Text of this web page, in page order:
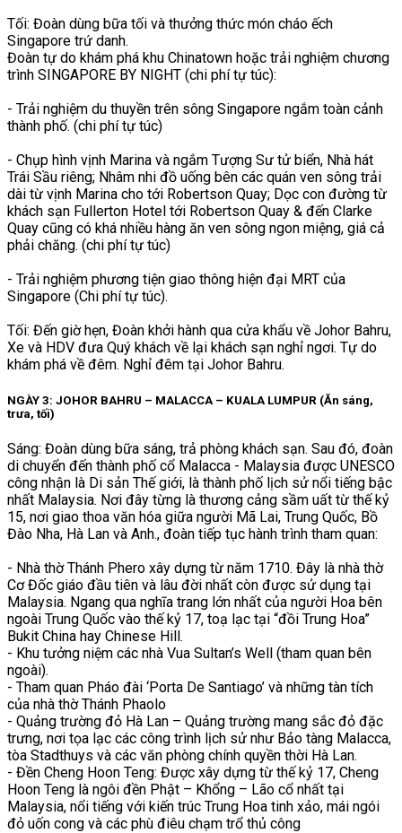
Tối: Đoàn dùng bữa tối và thưởng thức món cháo ếch
Singapore trứ danh.
Đoàn tự do khám phá khu Chinatown hoặc trải nghiệm chương
trình SINGAPORE BY NIGHT (chi phí tự túc):
- Trải nghiệm du thuyền trên sông Singapore ngắm toàn cảnh
thành phố. (chi phí tự túc)
- Chụp hình vịnh Marina và ngắm Tượng Sư tử biển, Nhà hát
Trái Sầu riêng; Nhâm nhi đồ uống bên các quán ven sông trải
dài từ vịnh Marina cho tới Robertson Quay; Dọc con đường từ
khách sạn Fullerton Hotel tới Robertson Quay & đến Clarke
Quay cũng có khá nhiều hàng ăn ven sông ngon miệng, giá cả
phải chăng. (chi phí tự túc)
- Trải nghiệm phương tiện giao thông hiện đại MRT của
Singapore (Chi phí tự túc).
Tối: Đến giờ hẹn, Đoàn khởi hành qua cửa khẩu về Johor Bahru,
Xe và HDV đưa Quý khách về lại khách sạn nghỉ ngơi. Tự do
khám phá về đêm. Nghỉ đêm tại Johor Bahru.
NGÀY 3: JOHOR BAHRU – MALACCA – KUALA LUMPUR (Ăn sáng,
trưa, tối)
Sáng: Đoàn dùng bữa sáng, trả phòng khách sạn. Sau đó, đoàn
di chuyển đến thành phố cổ Malacca - Malaysia được UNESCO
công nhận là Di sản Thế giới, là thành phố lịch sử nổi tiếng bậc
nhất Malaysia. Nơi đây từng là thương cảng sầm uất từ thế kỷ
15, nơi giao thoa văn hóa giữa người Mã Lai, Trung Quốc, Bồ
Đào Nha, Hà Lan và Anh., đoàn tiếp tục hành trình tham quan:
- Nhà thờ Thánh Phero xây dựng từ năm 1710. Đây là nhà thờ
Cơ Đốc giáo đầu tiên và lâu đời nhất còn được sử dụng tại
Malaysia. Ngang qua nghĩa trang lớn nhất của người Hoa bên
ngoài Trung Quốc vào thế kỷ 17, toạ lạc tại “đồi Trung Hoa”
Bukit China hay Chinese Hill.
- Khu tưởng niệm các nhà Vua Sultan’s Well (tham quan bên
ngoài).
- Tham quan Pháo đài ‘Porta De Santiago’ và những tàn tích
của nhà thờ Thánh Phaolo
- Quảng trường đỏ Hà Lan – Quảng trường mang sắc đỏ đặc
trưng, nơi tọa lạc các công trình lịch sử như Bảo tàng Malacca,
tòa Stadthuys và các văn phòng chính quyền thời Hà Lan.
- Đền Cheng Hoon Teng: Được xây dựng từ thế kỷ 17, Cheng
Hoon Teng là ngôi đền Phật – Khổng – Lão cổ nhất tại
Malaysia, nổi tiếng với kiến trúc Trung Hoa tinh xảo, mái ngói
đỏ uốn cong và các phù điêu chạm trổ thủ công